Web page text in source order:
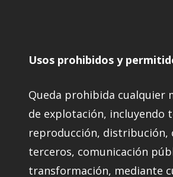
Usos prohibidos y
Queda prohibida cualquier
de explotación, incluyendo
reproducción, distribución,
terceros, comunicación
transformación, mediante